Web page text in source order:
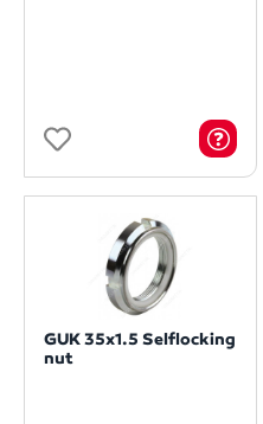
GUK 35x1.5 Selflocking
nut